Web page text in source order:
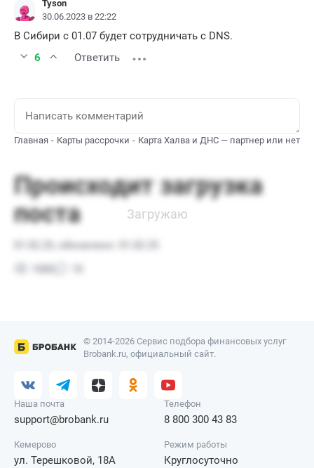
Tyson
30.06.2023 в 22:22
В Сибири с 01.07 будет сотрудничать с DNS.
6
Ответить
Главная Карты рассрочки Карта Халва и ДНС — партнер или нет
© 2014-2026 Сервис подбора финансовых услуг
Brobank.ru, официальный сайт.
Наша почта
support@brobank.ru
Телефон
8 800 300 43 83
Кемерово
ул. Терешковой, 18А
Режим работы
Круглосуточно